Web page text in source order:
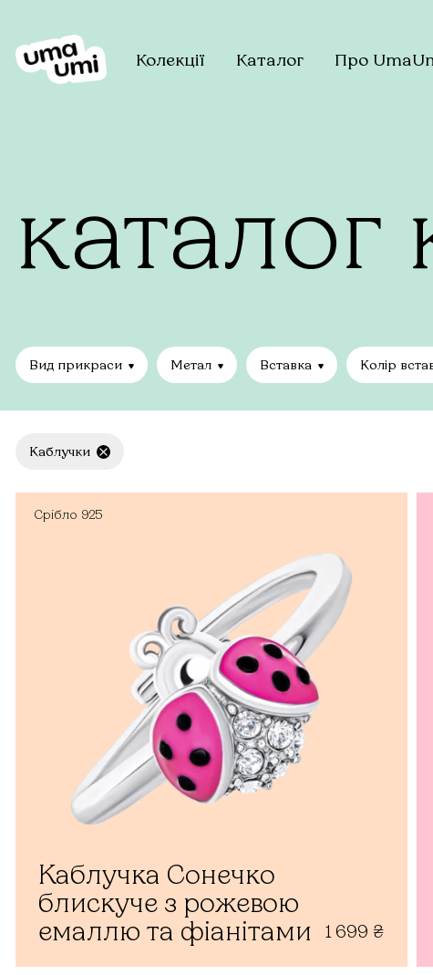
Колекції Каталог Про
каталог
Вид прикраси Метал Вставка Колір
Каблучки
Срібло 925
Каблучка Сонечко
блискуче з рожевою
емаллю та фіанітами
1 699 ₴